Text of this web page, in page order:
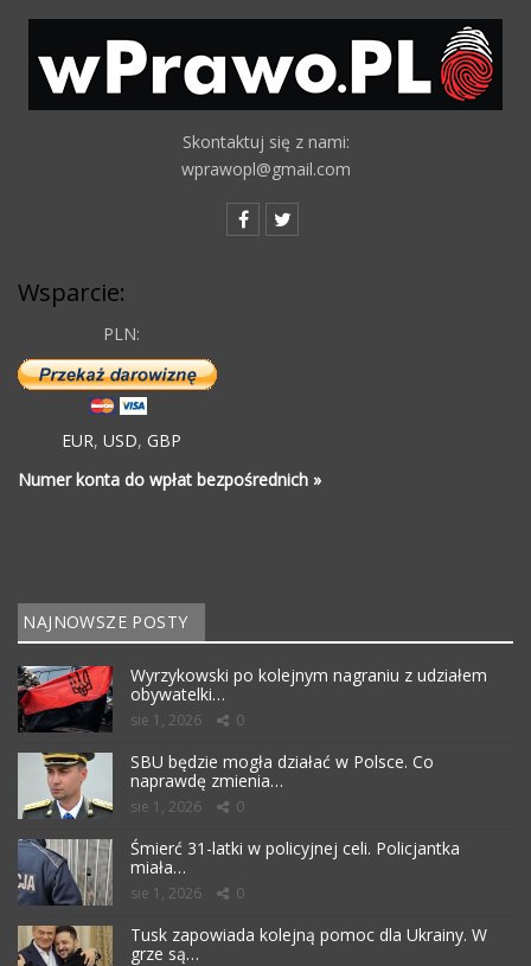
Skontaktuj się z nami:
wprawopl@gmail.com
Wsparcie:
PLN:
EUR, USD, GBP
Numer konta do wpłat bezpośrednich »
NAJNOWSZE POSTY
Wyrzykowski po kolejnym nagraniu z udziałem
obywatelki…
sie 1, 2026 0
SBU będzie mogła działać w Polsce. Co
naprawdę zmienia…
sie 1, 2026 0
Śmierć 31-latki w policyjnej celi. Policjantka
miała…
sie 1, 2026 0
Tusk zapowiada kolejną pomoc dla Ukrainy. W
grze są…